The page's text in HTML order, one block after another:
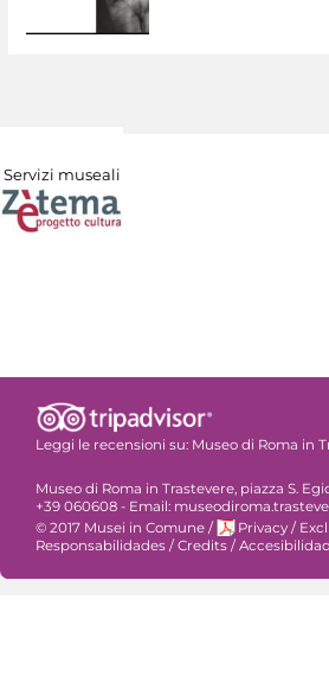
Servizi museali
Leggi le recensioni su: Museo di Roma in
Museo di Roma in Trastevere, piazza S.
+39 060608 - Email:
© 2017 Musei in Comune / Privacy /
Responsabilidades / Credits /